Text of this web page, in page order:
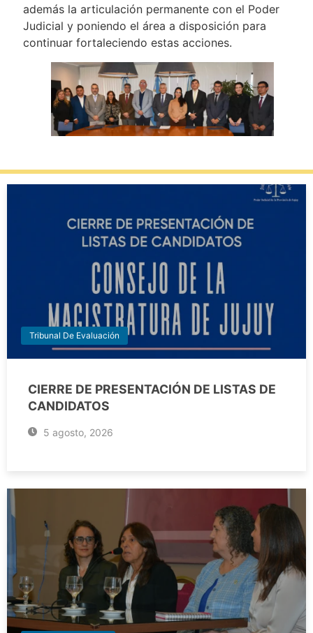
además la articulación permanente con el Poder
Judicial y poniendo el área a disposición para
continuar fortaleciendo estas acciones.
Tribunal De Evaluación
CIERRE DE PRESENTACIÓN DE LISTAS DE
CANDIDATOS
5 agosto, 2026